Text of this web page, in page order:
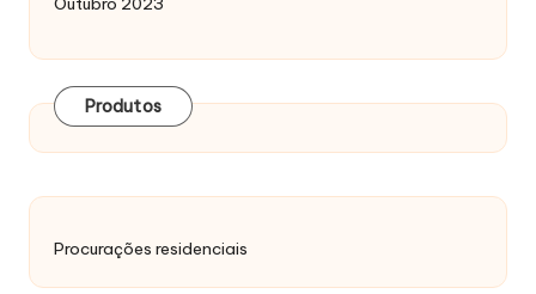
Produtos
Procurações residenciais